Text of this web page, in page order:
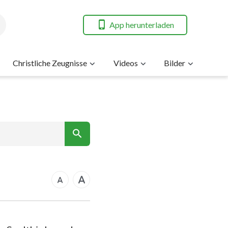
App herunterladen
Christliche Zeugnisse Videos Bilder